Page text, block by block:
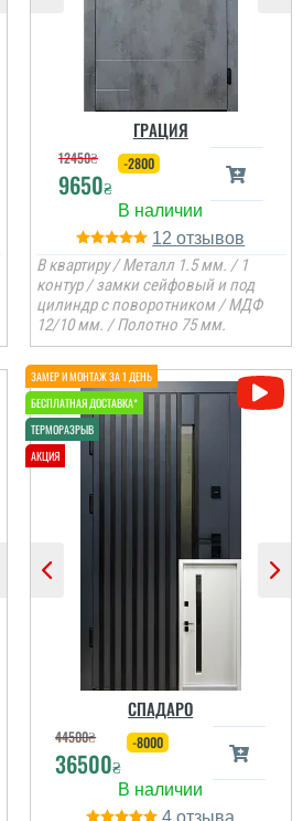
Віктор
Сервіс на рівні,
прибрали. Загалом
непогано
читати всі відгуки
ГРАЦИЯ
12450₴
9650₴
-2800
12
В квартиру / Металл 1.5 мм. / 1
контур / замки сейфовый и под
цилиндр с поворотником / МДФ
12/10 мм. / Полотно 75 мм.
СПАДАРО
44500₴
36500₴
-8000
4